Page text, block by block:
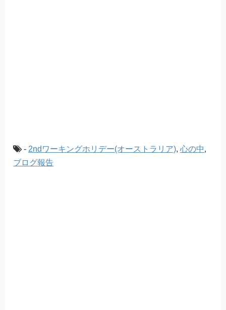
- 2ndワーキングホリデー(オーストラリア),心の中,
ブログ報告